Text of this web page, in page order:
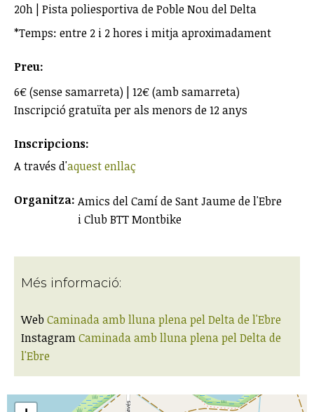
20h | Pista poliesportiva de Poble Nou del Delta
*Temps: entre 2 i 2 hores i mitja aproximadament
Preu:
6€ (sense samarreta) | 12€ (amb samarreta)
Inscripció gratuïta per als menors de 12 anys
Inscripcions:
A través d'aquest enllaç
Organitza: Amics del Camí de Sant Jaume de l'Ebre
i Club BTT Montbike
Més informació:
Web Caminada amb lluna plena pel Delta de l'Ebre
InstagramCaminada amb lluna plena pel Delta de
l'Ebre